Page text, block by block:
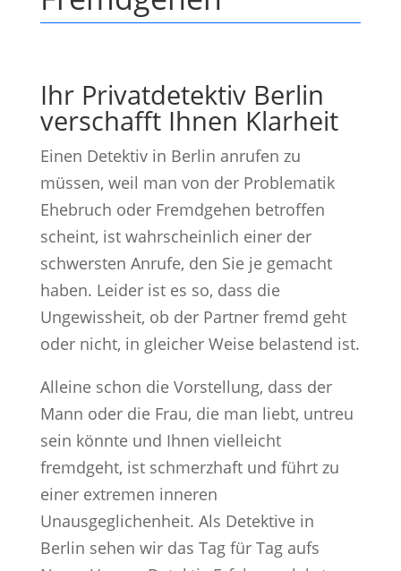
Ihr Privatdetektiv Berlin
verschafft Ihnen Klarheit
Einen Detektiv in Berlin anrufen zu
müssen, weil man von der Problematik
Ehebruch oder Fremdgehen betroffen
scheint, ist wahrscheinlich einer der
schwersten Anrufe, den Sie je gemacht
haben. Leider ist es so, dass die
Ungewissheit, ob der Partner fremd geht
oder nicht, in gleicher Weise belastend ist.
Alleine schon die Vorstellung, dass der
Mann oder die Frau, die man liebt, untreu
sein könnte und Ihnen vielleicht
fremdgeht, ist schmerzhaft und führt zu
einer extremen inneren
Unausgeglichenheit. Als Detektive in
Berlin sehen wir das Tag für Tag aufs